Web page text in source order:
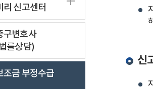
리 신고센터
구변호사
률상담)
조금 부정수급
신